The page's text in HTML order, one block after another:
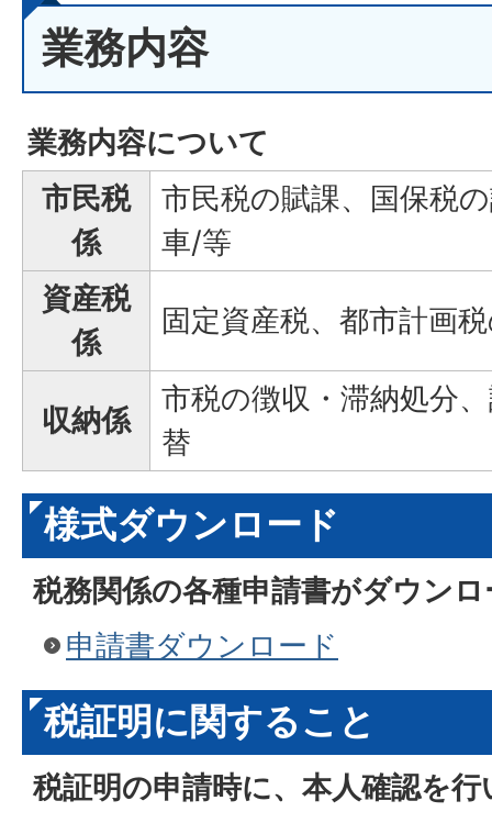
業務内容
業務内容について
市民税
係
市民税の賦課、国保税
車/等
資産税
係
固定資産税、都市計画
収納係
市税の徴収・滞納処分
替
様式ダウンロード
税務関係の各種申請書がダウン
申請書ダウンロード
税証明に関すること
税証明の申請時に、本人確認を